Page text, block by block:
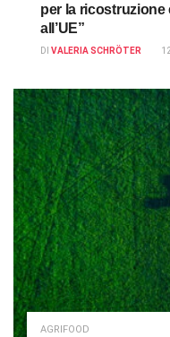
per la
all’UE”
DI VALERIA SCHRÖTER
AGRIFOOD